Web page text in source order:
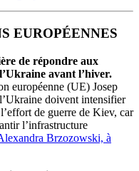
EUROPÉENNES
de répondre aux
avant l’hiver.
européenne (UE) Josep
doivent intensifier
de guerre de Kiev, car
l’infrastructure
Brzozowski, à